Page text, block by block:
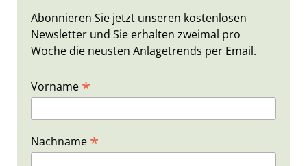
Abonnieren Sie jetzt unseren kostenlosen
Newsletter und Sie erhalten zweimal pro
Woche die neusten Anlagetrends per Email.
Vorname *
Nachname *